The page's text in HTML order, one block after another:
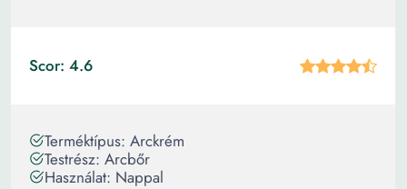
Scor: 4.6
Terméktípus: Arckrém
Testrész: Arcbőr
Használat: Nappal